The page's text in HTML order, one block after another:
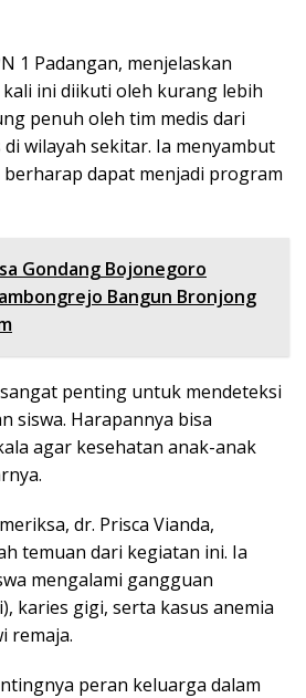
1 Padangan, menjelaskan
kali ini diikuti oleh kurang lebih
penuh oleh tim medis dari
wilayah sekitar. Ia menyambut
dapat menjadi program
Gondang Bojonegoro
Bangun Bronjong
penting untuk mendeteksi
siswa. Harapannya bisa
agar kesehatan anak-anak
dr. Prisca Vianda,
temuan dari kegiatan ini. Ia
mengalami gangguan
karies gigi, serta kasus anemia
remaja.
peran keluarga dalam